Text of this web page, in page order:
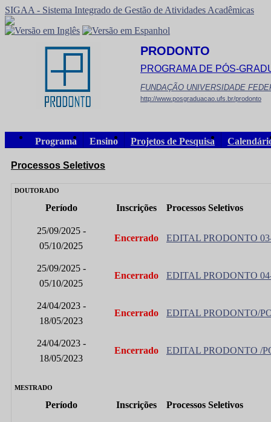
SIGAA - Sistema Integrado de Gestão de Atividades Acadêmicas
PRODONTO
PROGRAMA DE PÓS-
FUNDAÇÃO UNIVERSIDADE
http://www.posgraduacao.ufs.br/prodonto
Programa Ensino Projetos de Pesquisa
Processos Seletivos
DOUTORADO
Período Inscrições Processos Seletivos
25/09/2025 -
05/10/2025
Encerrado EDITAL PRODONTO
25/09/2025 -
05/10/2025
Encerrado EDITAL PRODONTO
24/04/2023 -
18/05/2023
Encerrado EDITAL PRODONTO/
24/04/2023 -
18/05/2023
Encerrado EDITAL PRODONTO /
MESTRADO
Período Inscrições Processos Seletivos